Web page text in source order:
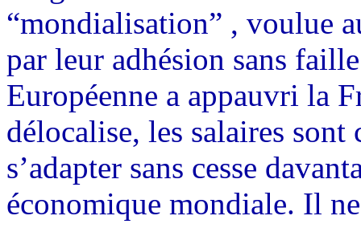
“mondialisation” , voulue
par leur adhésion sans
Européenne a appauvri la
délocalise, les salaires
s’adapter sans cesse
économique mondiale. Il